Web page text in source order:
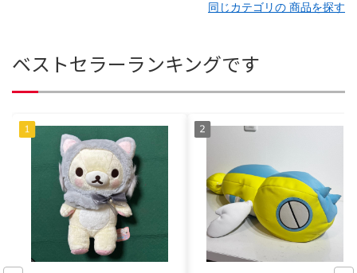
同じカテゴリの 商品を探す
ベストセラーランキングです